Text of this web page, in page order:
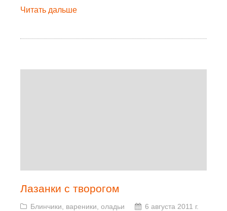
Читать дальше
Лазанки с творогом
Блинчики, вареники, оладьи 6 августа 2011 г.